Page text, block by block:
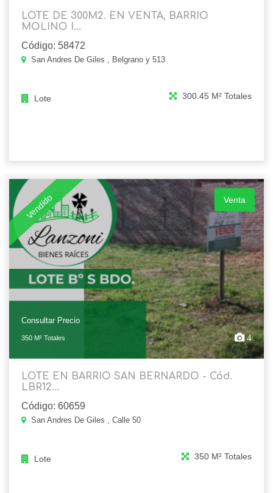
LOTE DE 300M2. EN VENTA, BARRIO
MOLINO I...
Código: 58472
San Andres De Giles , Belgrano y 513
Lote 300.45 M² Totales
Vendido Venta
Consultar Precio
350 M² Totales 4
LOTE EN BARRIO SAN BERNARDO - Cód.
LBR12...
Código: 60659
San Andres De Giles , Calle 50
Lote 350 M² Totales